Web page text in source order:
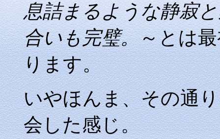
息詰まるような静寂
合いも完璧。～とは
ります。
いやほんま、その通
会した感じ。